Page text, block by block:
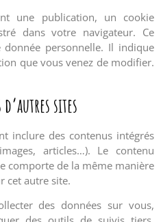
une publication, un cookie
dans votre navigateur. Ce
personnelle. Il indique
que vous venez de modifier.
sites
inclure des contenus intégrés
articles…). Le contenu
comporte de la même manière
cet autre site.
des données sur vous,